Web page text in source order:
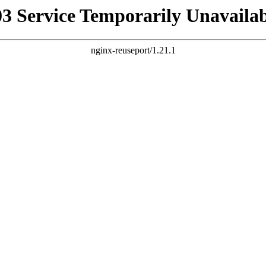
Service Temporarily
nginx-reuseport/1.21.1